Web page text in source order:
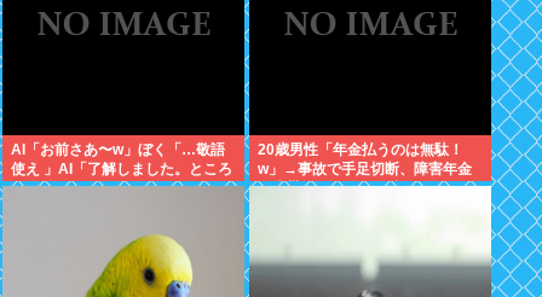
AI「お前さあ〜w」ぼく「…敬語
使え 」AI「了解しました。ところ
でお前はどう思いますか？」 これ
20歳男性「年金払うのは無駄！
w」→事故で手足切断、障害年金
一生貰えないと知り泣く